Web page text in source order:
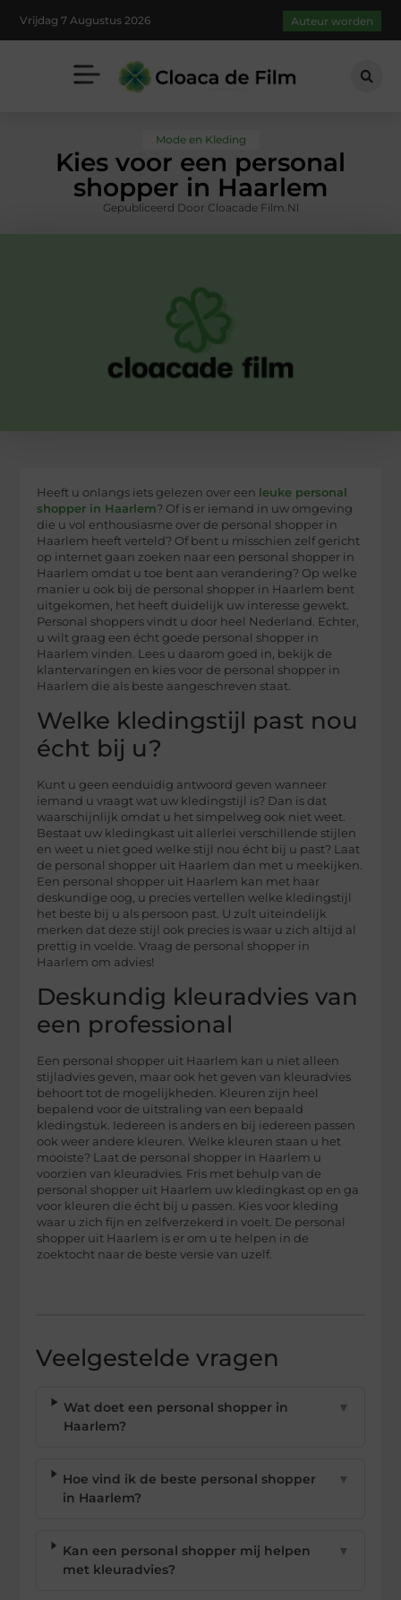
Vrijdag 7 Augustus 2026 Auteur worden
Mode en Kleding
Kies voor een personal
shopper in Haarlem
Gepubliceerd Door Cloacade Film.nl
Heeft u onlangs iets gelezen over een leuke personal
shopper in Haarlem? Of is er iemand in uw omgeving
die u vol enthousiasme over de personal shopper in
Haarlem heeft verteld? Of bent u misschien zelf gericht
op internet gaan zoeken naar een personal shopper in
Haarlem omdat u toe bent aan verandering? Op welke
manier u ook bij de personal shopper in Haarlem bent
uitgekomen, het heeft duidelijk uw interesse gewekt.
Personal shoppers vindt u door heel Nederland. Echter,
u wilt graag een écht goede personal shopper in
Haarlem vinden. Lees u daarom goed in, bekijk de
klantervaringen en kies voor de personal shopper in
Haarlem die als beste aangeschreven staat.
Welke kledingstijl past nou
écht bij u?
Kunt u geen eenduidig antwoord geven wanneer
iemand u vraagt wat uw kledingstijl is? Dan is dat
waarschijnlijk omdat u het simpelweg ook niet weet.
Bestaat uw kledingkast uit allerlei verschillende stijlen
en weet u niet goed welke stijl nou écht bij u past? Laat
de personal shopper uit Haarlem dan met u meekijken.
Een personal shopper uit Haarlem kan met haar
deskundige oog, u precies vertellen welke kledingstijl
het beste bij u als persoon past. U zult uiteindelijk
merken dat deze stijl ook precies is waar u zich altijd al
prettig in voelde. Vraag de personal shopper in
Haarlem om advies!
Deskundig kleuradvies van
een professional
Een personal shopper uit Haarlem kan u niet alleen
stijladvies geven, maar ook het geven van kleuradvies
behoort tot de mogelijkheden. Kleuren zijn heel
bepalend voor de uitstraling van een bepaald
kledingstuk. Iedereen is anders en bij iedereen passen
ook weer andere kleuren. Welke kleuren staan u het
mooiste? Laat de personal shopper in Haarlem u
voorzien van kleuradvies. Fris met behulp van de
personal shopper uit Haarlem uw kledingkast op en ga
voor kleuren die écht bij u passen. Kies voor kleding
waar u zich fijn en zelfverzekerd in voelt. De personal
shopper uit Haarlem is er om u te helpen in de
zoektocht naar de beste versie van uzelf.
Veelgestelde vragen
Wat doet een personal shopper in
Haarlem?
▼
Hoe vind ik de beste personal shopper
in Haarlem?
▼
Kan een personal shopper mij helpen
met kleuradvies?
▼